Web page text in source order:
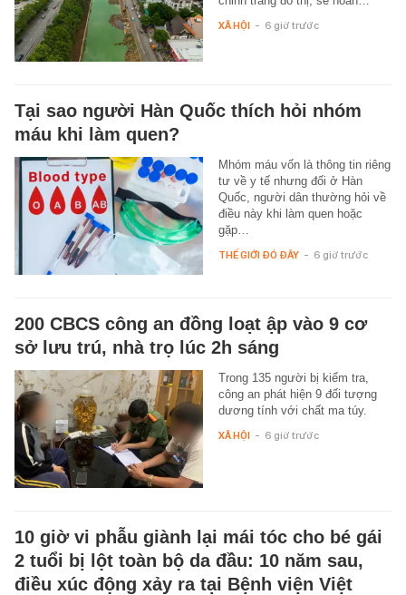
XÃ HỘI - 6 giờ trước
Tại sao người Hàn Quốc thích hỏi nhóm
máu khi làm quen?
Mhóm máu vốn là thông tin riêng
tư về y tế nhưng đối ở Hàn
Quốc, người dân thường hỏi về
điều này khi làm quen hoặc
gặp…
THẾ GIỚI ĐÓ ĐÂY - 6 giờ trước
200 CBCS công an đồng loạt ập vào 9 cơ
sở lưu trú, nhà trọ lúc 2h sáng
Trong 135 người bị kiểm tra,
công an phát hiện 9 đối tượng
dương tính với chất ma túy.
XÃ HỘI - 6 giờ trước
10 giờ vi phẫu giành lại mái tóc cho bé gái
2 tuổi bị lột toàn bộ da đầu: 10 năm sau,
điều xúc động xảy ra tại Bệnh viện Việt